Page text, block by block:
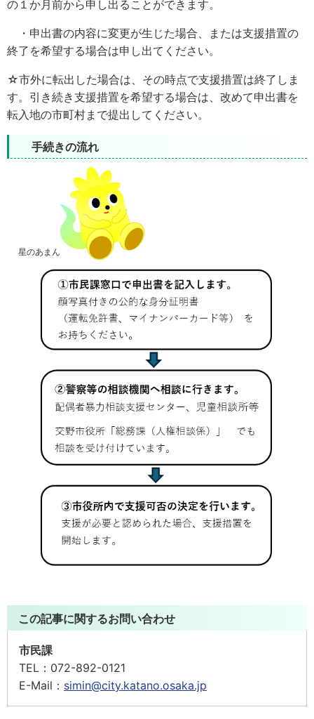
の１か月前から申し出ることができます。
・申出書の内容に変更が生じた場合、または支援措置の
終了を希望する場合は申し出てください。
☆市外に転出した場合は、その時点で支援措置は終了しま
す。引き続き支援措置を希望する場合は、改めて申出書を
転入地の市町村まで提出してください。
手続きの流れ
星のあまん
この記事に関するお問い合わせ
市民課
TEL： 072-892-0121
E-Mail： simin@city.katano.osaka.jp